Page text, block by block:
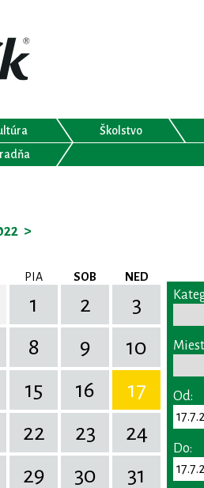
Školstvo
>
PIA SOB NED
1 2
3
8 9
10
15 16
17
22 23
24
29 30
31
Od:
Do: